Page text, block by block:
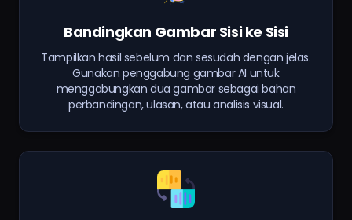
Bandingkan Gambar Sisi ke Sisi
Tampilkan hasil sebelum dan sesudah dengan jelas.
Gunakan penggabung gambar AI untuk
menggabungkan dua gambar sebagai bahan
perbandingan, ulasan, atau analisis visual.